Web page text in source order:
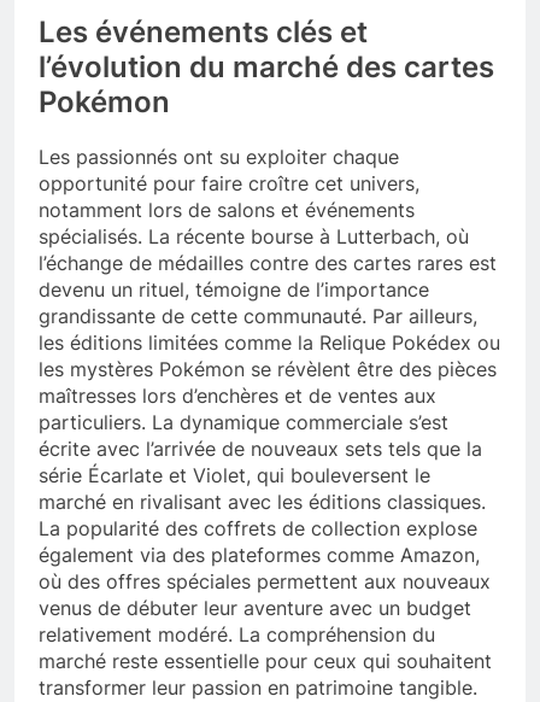
Les événements clés et
l’évolution du marché des cartes
Pokémon
Les passionnés ont su exploiter chaque
opportunité pour faire croître cet univers,
notamment lors de salons et événements
spécialisés. La récente bourse à Lutterbach, où
l’échange de médailles contre des cartes rares est
devenu un rituel, témoigne de l’importance
grandissante de cette communauté. Par ailleurs,
les éditions limitées comme la Relique Pokédex ou
les mystères Pokémon se révèlent être des pièces
maîtresses lors d’enchères et de ventes aux
particuliers. La dynamique commerciale s’est
écrite avec l’arrivée de nouveaux sets tels que la
série Écarlate et Violet, qui bouleversent le
marché en rivalisant avec les éditions classiques.
La popularité des coffrets de collection explose
également via des plateformes comme Amazon,
où des offres spéciales permettent aux nouveaux
venus de débuter leur aventure avec un budget
relativement modéré. La compréhension du
marché reste essentielle pour ceux qui souhaitent
transformer leur passion en patrimoine tangible.